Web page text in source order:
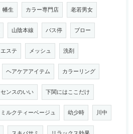
幡生 カラー専門店 老若男女
山陰本線 バス停 ブロー
エステ メッシュ 洗剤
ヘアケアアイテム カラーリング
センスのいい 下関にはここだけ
ミルクティーベージュ 幼少時 川中